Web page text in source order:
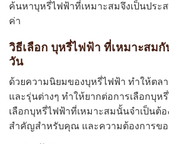
ค้นหาบุหรี่ไฟฟ้าที่เหมาะสมจึงเป็นปร
ค่า
วิธีเลือก บุหรี่ไฟฟ้า ที่เหมาะสมกั
วัน
ด้วยความนิยมของบุหรี่ไฟฟ้า ทำให้ตล
และรุ่นต่างๆ ทำให้ยากต่อการเลือกบุห
เลือกบุหรี่ไฟฟ้าที่เหมาะสมนั้นจำเป็นต้อ
สำคัญสำหรับคุณ และความต้องการข